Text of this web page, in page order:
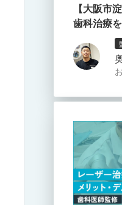
【大阪市
歯科治療